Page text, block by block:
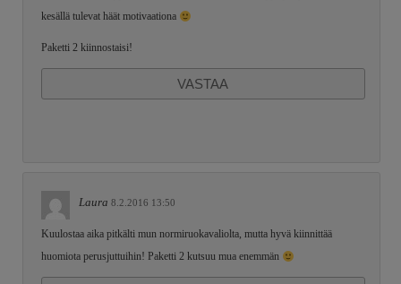
kesällä tulevat häät motivaationa
Paketti 2 kiinnostaisi!
VASTAA
Laura 8.2.2016 13:50
Kuulostaa aika pitkälti mun normiruokavaliolta, mutta hyvä kiinnittää
huomiota perusjuttuihin! Paketti 2 kutsuu mua enemmän